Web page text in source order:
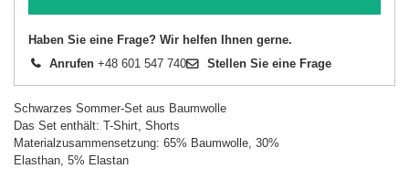
Haben Sie eine Frage? Wir helfen Ihnen gerne.
Anrufen +48 601 547 740 Stellen Sie eine Frage
Schwarzes Sommer-Set aus Baumwolle
Das Set enthält: T-Shirt, Shorts
Materialzusammensetzung: 65% Baumwolle, 30%
Elasthan, 5% Elastan